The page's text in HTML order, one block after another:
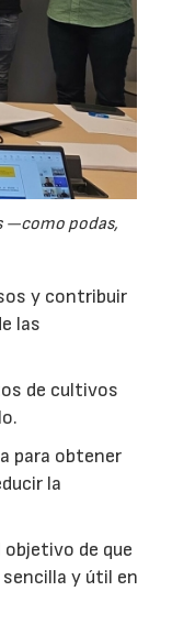
—como podas,
y contribuir
las
de cultivos
para obtener
la
de que
y útil en